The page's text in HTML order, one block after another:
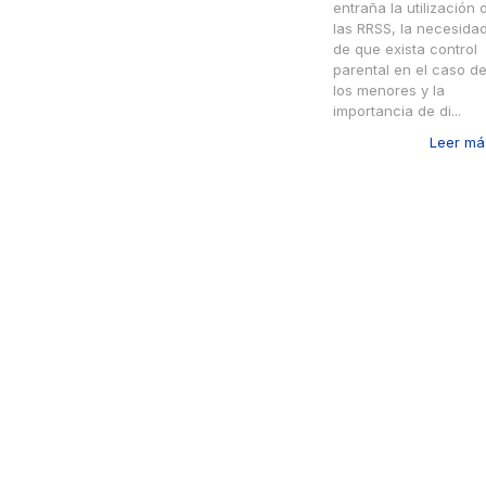
entraña la utilización
las RRSS, la necesidad
de que exista control
parental en el caso de
los menores y la
importancia de di...
Leer